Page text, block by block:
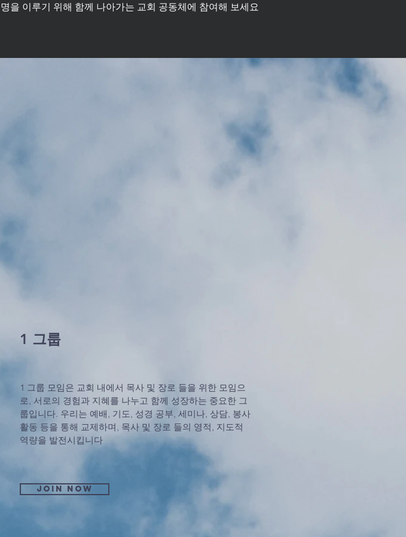
명을 이루기 위해 함께 나아가는 교회 공동체에 참여해 보세요
1 그룹
1 그룹 모임은 교회 내에서 목사 및 장로 들을 위한 모임으
로, 서로의 경험과 지혜를 나누고 함께 성장하는 중요한 그
룹입니다. 우리는 예배, 기도, 성경 공부, 세미나, 상담, 봉사
활동 등을 통해 교제하며, 목사 및 장로 들의 영적, 지도적
역량을 발전시킵니다
Join now